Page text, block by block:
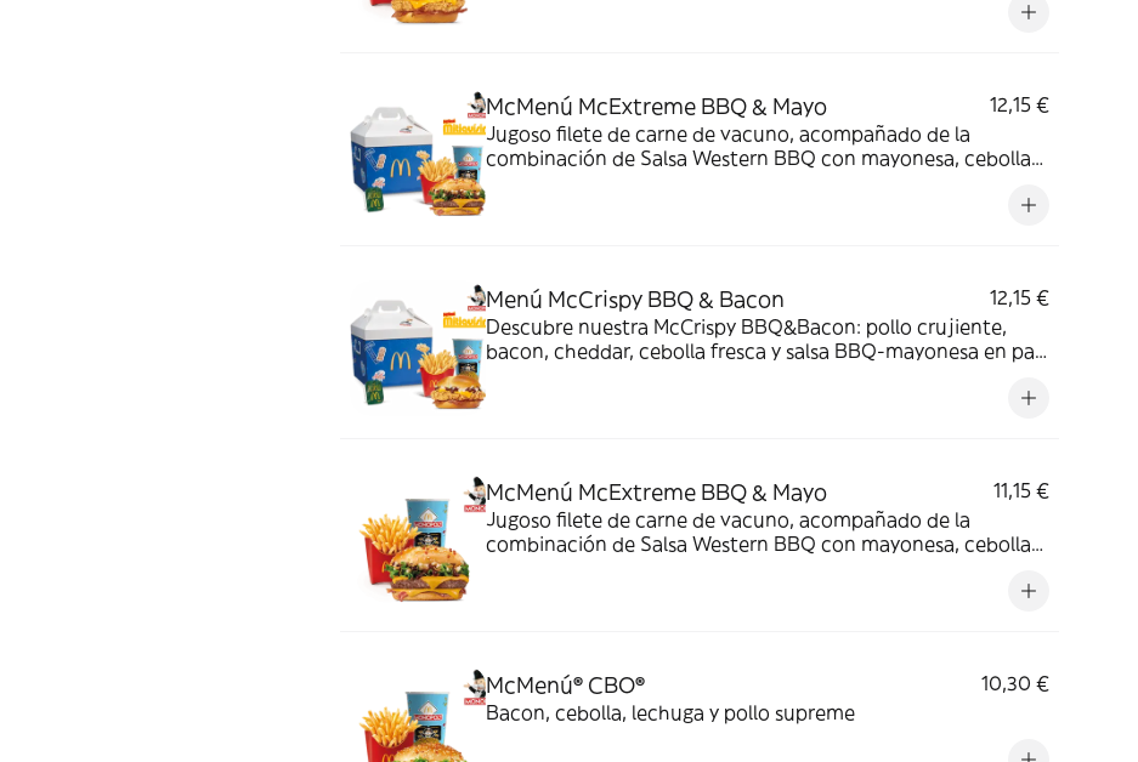
McMenú McExtreme BBQ & Mayo
12,15 €
Jugoso filete de carne de vacuno, acompañado de la
combinación de Salsa Western BBQ con mayonesa, cebolla
todo ello envuelto en un irresistible pan con bites de bacon.
Menú McCrispy BBQ & Bacon
12,15 €
Descubre nuestra McCrispy BBQ&Bacon: pollo crujiente,
bacon, cheddar, cebolla fresca y salsa BBQ-mayonesa en pan
McMenú McExtreme BBQ & Mayo
11,15 €
Jugoso filete de carne de vacuno, acompañado de la
combinación de Salsa Western BBQ con mayonesa, cebolla
todo ello envuelto en un irresistible pan con bites de bacon.
McMenú® CBO®
10,30 €
Bacon, cebolla, lechuga y pollo supreme